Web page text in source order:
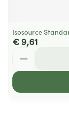
Isosource
€ 9,61